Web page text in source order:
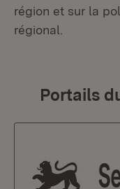
région et sur la
régional.
Portails